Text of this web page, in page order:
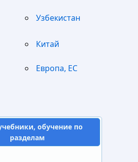
Узбекистан
Китай
Европа, ЕС
обучение по
разделам